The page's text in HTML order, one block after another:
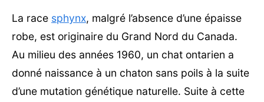
La race sphynx, malgré l’absence d’une épaisse
robe, est originaire du Grand Nord du Canada.
Au milieu des années 1960, un chat ontarien a
donné naissance à un chaton sans poils à la suite
d’une mutation génétique naturelle. Suite à cette